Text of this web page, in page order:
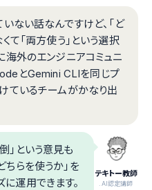
いない話なんですけど、「ど
て「両方使う」という選択
海外のエンジニアコミュニ
とGemini CLIを同じプ
ているチームがかなり出
テキトー教師
.AI認定講師
」という意見も
ちらを使うか」を
運用できます。